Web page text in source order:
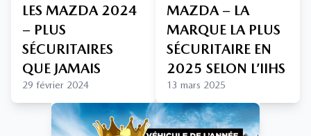
LES MAZDA 2024
– PLUS
SÉCURITAIRES
QUE JAMAIS
29 février 2024
MAZDA – LA
MARQUE LA PLUS
SÉCURITAIRE EN
2025 SELON L’IIHS
13 mars 2025